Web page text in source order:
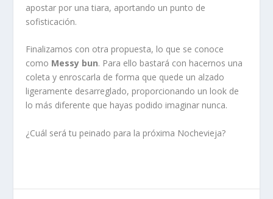
apostar por una tiara, aportando un punto de
sofisticación.
Finalizamos con otra propuesta, lo que se conoce
como Messy bun. Para ello bastará con hacernos una
coleta y enroscarla de forma que quede un alzado
ligeramente desarreglado, proporcionando un look de
lo más diferente que hayas podido imaginar nunca.
¿Cuál será tu peinado para la próxima Nochevieja?